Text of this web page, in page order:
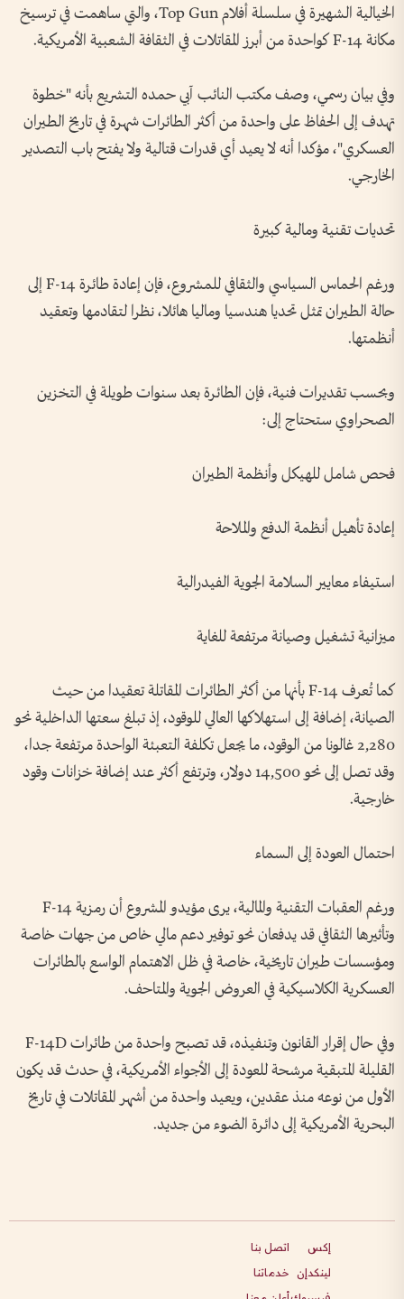
الخيالية الشهيرة في سلسلة أفلام Top Gun، والتي ساهمت في ترسيخ
مكانة F-14 كواحدة من أبرز المقاتلات في الثقافة الشعبية الأمريكية.
وفي بيان رسمي، وصف مكتب النائب آبي حمده التشريع بأنه "خطوة
تهدف إلى الحفاظ على واحدة من أكثر الطائرات شهرة في تاريخ الطيران
العسكري"، مؤكدا أنه لا يعيد أي قدرات قتالية ولا يفتح باب التصدير
الخارجي.
تحديات تقنية ومالية كبيرة
ورغم الحماس السياسي والثقافي للمشروع، فإن إعادة طائرة F-14 إلى
حالة الطيران تمثل تحديا هندسيا وماليا هائلا، نظرا لتقادمها وتعقيد
أنظمتها.
وبحسب تقديرات فنية، فإن الطائرة بعد سنوات طويلة في التخزين
الصحراوي ستحتاج إلى:
فحص شامل للهيكل وأنظمة الطيران
إعادة تأهيل أنظمة الدفع والملاحة
استيفاء معايير السلامة الجوية الفيدرالية
ميزانية تشغيل وصيانة مرتفعة للغاية
كما تُعرف F-14 بأنها من أكثر الطائرات المقاتلة تعقيدا من حيث
الصيانة، إضافة إلى استهلاكها العالي للوقود، إذ تبلغ سعتها الداخلية نحو
2,280 غالونا من الوقود، ما يجعل تكلفة التعبئة الواحدة مرتفعة جدا،
وقد تصل إلى نحو 14,500 دولار، وترتفع أكثر عند إضافة خزانات وقود
خارجية.
احتمال العودة إلى السماء
ورغم العقبات التقنية والمالية، يرى مؤيدو المشروع أن رمزية F-14
وتأثيرها الثقافي قد يدفعان نحو توفير دعم مالي خاص من جهات خاصة
ومؤسسات طيران تاريخية، خاصة في ظل الاهتمام الواسع بالطائرات
العسكرية الكلاسيكية في العروض الجوية والمتاحف.
وفي حال إقرار القانون وتنفيذه، قد تصبح واحدة من طائرات F-14D
القليلة المتبقية مرشحة للعودة إلى الأجواء الأمريكية، في حدث قد يكون
الأول من نوعه منذ عقدين، ويعيد واحدة من أشهر المقاتلات في تاريخ
البحرية الأمريكية إلى دائرة الضوء من جديد.
إكس
لينكدإن
اتصل بنا
خدماتنا